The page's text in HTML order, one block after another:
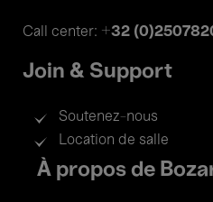
Call center: +32
Join & Support
Soutenez-nous
Location de salle
Footer
menu
À propos de